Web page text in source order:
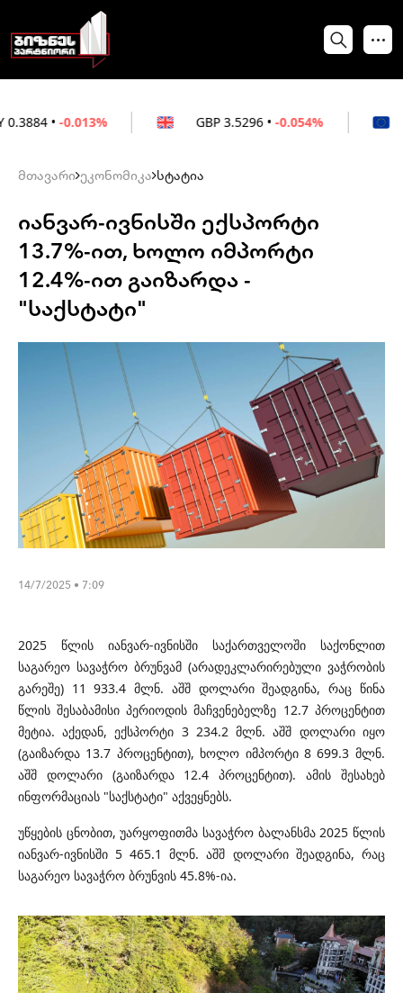
3.5296 • -0.054%
მთავარი ეკონომიკა სტატია
იანვარ-ივნისში ექსპორტი
13.7%-ით, ხოლო იმპორტი
12.4%-ით გაიზარდა -
"საქსტატი"
14/7/2025 • 7:09
2025 წლის იანვარ-ივნისში საქართველოში საქონლით
საგარეო სავაჭრო ბრუნვამ (არადეკლარირებული ვაჭრობის
გარეშე) 11 933.4 მლნ. აშშ დოლარი შეადგინა, რაც წინა
წლის შესაბამისი პერიოდის მაჩვენებელზე 12.7 პროცენტით
მეტია. აქედან, ექსპორტი 3 234.2 მლნ. აშშ დოლარი იყო
(გაიზარდა 13.7 პროცენტით), ხოლო იმპორტი 8 699.3 მლნ.
აშშ დოლარი (გაიზარდა 12.4 პროცენტით). ამის შესახებ
ინფორმაციას "საქსტატი" აქვეყნებს.
უწყების ცნობით, უარყოფითმა სავაჭრო ბალანსმა 2025 წლის
იანვარ-ივნისში 5 465.1 მლნ. აშშ დოლარი შეადგინა, რაც
საგარეო სავაჭრო ბრუნვის 45.8%-ია.